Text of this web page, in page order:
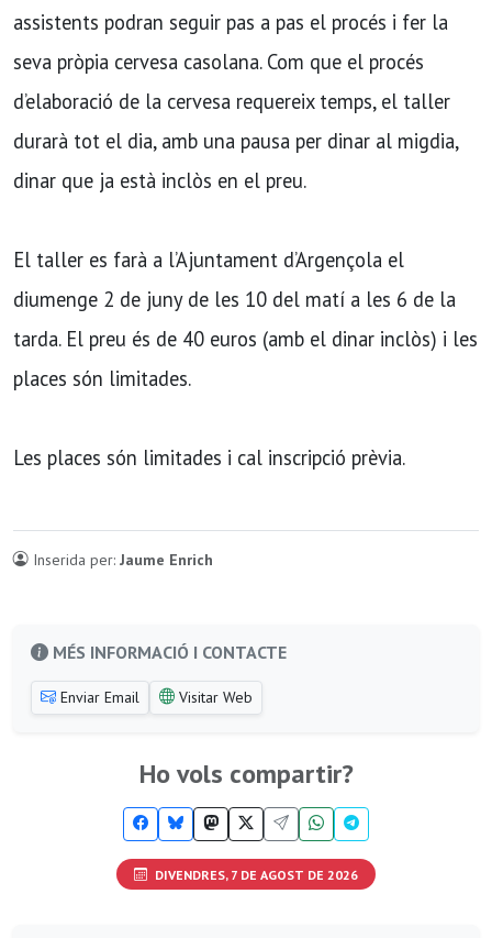
assistents podran seguir pas a pas el procés i fer la
seva pròpia cervesa casolana. Com que el procés
d’elaboració de la cervesa requereix temps, el taller
durarà tot el dia, amb una pausa per dinar al migdia,
dinar que ja està inclòs en el preu.
El taller es farà a l’Ajuntament d’Argençola el
diumenge 2 de juny de les 10 del matí a les 6 de la
tarda. El preu és de 40 euros (amb el dinar inclòs) i les
places són limitades.
Les places són limitades i cal inscripció prèvia.
Inserida per: Jaume Enrich
MÉS INFORMACIÓ I CONTACTE
Enviar Email Visitar Web
Ho vols compartir?
DIVENDRES, 7 DE AGOST DE 2026